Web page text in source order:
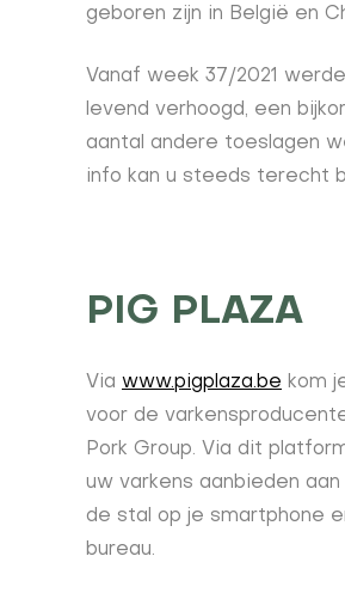
geboren zijn in België en
Vanaf week 37/2021
levend verhoogd, een
aantal andere toeslagen
info kan u steeds terecht
PIG PLAZA
Via www.pigplaza.be kom
voor de
Pork Group. Via dit
uw varkens aanbieden
de stal op je smartphone
bureau.